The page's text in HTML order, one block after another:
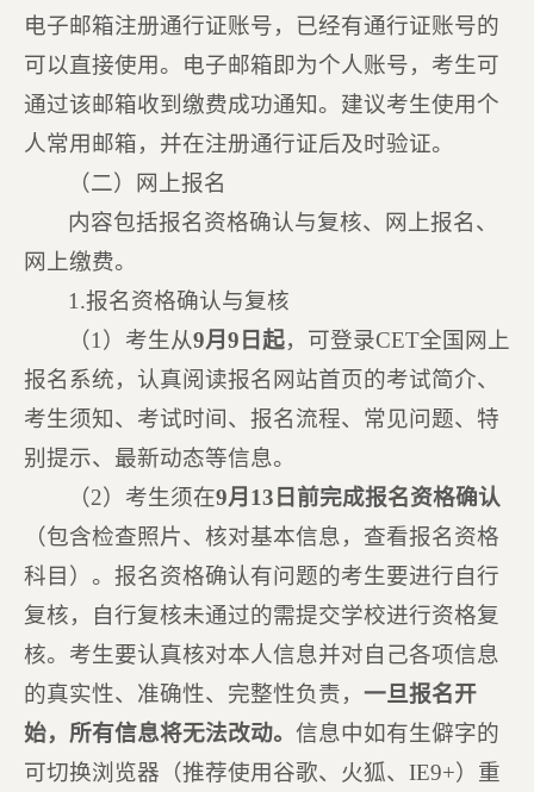
电子邮箱注册通行证账号，已经有通行证账号的
可以直接使用。电子邮箱即为个人账号，考生可
通过该邮箱收到缴费成功通知。建议考生使用个
人常用邮箱，并在注册通行证后及时验证。
（二）网上报名
内容包括报名资格确认与复核、网上报名、
网上缴费。
1.报名资格确认与复核
（1）考生从9月9 日起，可登录CET全国网上
报名系统，认真阅读报名网站首页的考试简介、
考生须知、考试时间、报名流程、常见问题、特
别提示、最新动态等信息。
（2）考生须在9月13 日前完成报名资格确认
（包含检查照片、核对基本信息，查看报名资格
科目）。报名资格确认有问题的考生要进行自行
复核，自行复核未通过的需提交学校进行资格复
核。考生要认真核对本人信息并对自己各项信息
的真实性、准确性、完整性负责， 一旦报名开
始，所有信息将无法改动。 信息中如有生僻字的
可切换浏览器（推荐使用谷歌、火狐、IE9+）重